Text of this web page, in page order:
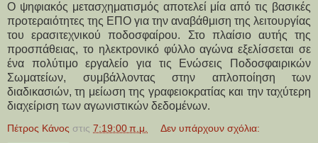
Ο ψηφιακός μετασχηματισμός αποτελεί μία από τις βασικές
προτεραιότητες της ΕΠΟ για την αναβάθμιση της λειτουργίας
του ερασιτεχνικού ποδοσφαίρου. Στο πλαίσιο αυτής της
προσπάθειας, το ηλεκτρονικό φύλλο αγώνα εξελίσσεται σε
ένα πολύτιμο εργαλείο για τις Ενώσεις Ποδοσφαιρικών
Σωματείων, συμβάλλοντας στην απλοποίηση των
διαδικασιών, τη μείωση της γραφειοκρατίας και την ταχύτερη
διαχείριση των αγωνιστικών δεδομένων.
Πέτρος Κάνος στις 7:19:00 π.μ. Δεν υπάρχουν σχόλια: